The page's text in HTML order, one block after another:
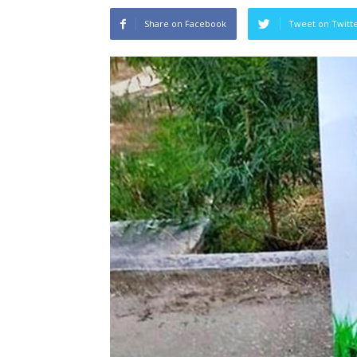
Share on Facebook Tweet on